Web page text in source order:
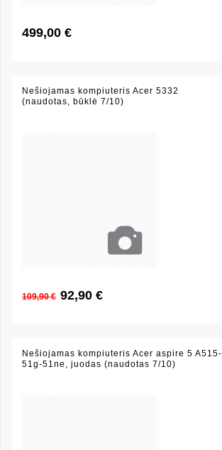
499,00 €
Nešiojamas kompiuteris Acer 5332
(naudotas, būklė 7/10)
109,90 € 92,90 €
Nešiojamas kompiuteris Acer aspire 5 A515-
51g-51ne, juodas (naudotas 7/10)